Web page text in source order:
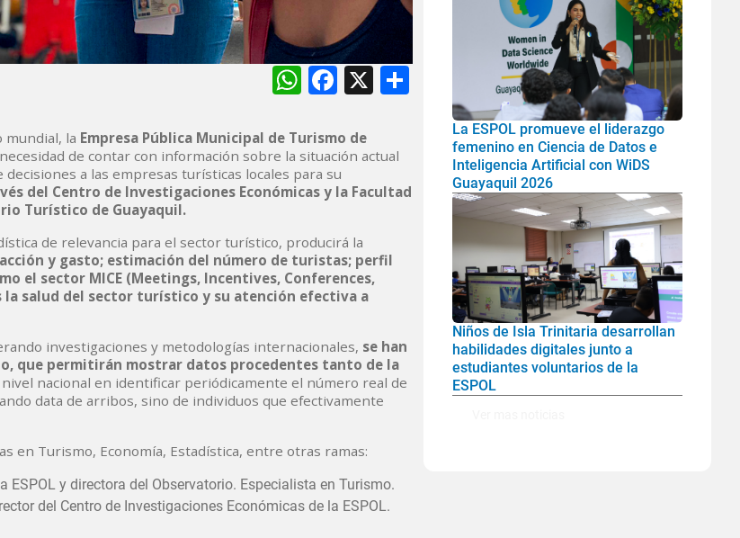
WhatsApp
Facebook
X
mundial, la Empresa Pública Municipal de Turismo de
de contar con información sobre la situación actual
a las empresas turísticas locales para su
del Centro de Investigaciones Económicas y la Facultad
Turístico de Guayaquil.
de relevancia para el sector turístico, producirá la
y gasto; estimación del número de turistas; perfil
el sector MICE (Meetings, Incentives, Conferences,
la salud del sector turístico y su atención efectiva a
investigaciones y metodologías internacionales, se han
que permitirán mostrar datos procedentes tanto de la
nacional en identificar periódicamente el número real de
data de arribos, sino de individuos que efectivamente
en Turismo, Economía, Estadística, entre otras ramas:
y directora del Observatorio. Especialista en Turismo.
del Centro de Investigaciones Económicas de la ESPOL.
La ESPOL promueve el liderazgo
femenino en Ciencia de Datos e
Inteligencia Artificial con WiDS
Guayaquil 2026
Niños de Isla Trinitaria desarrollan
habilidades digitales junto a
estudiantes voluntarios de la
ESPOL